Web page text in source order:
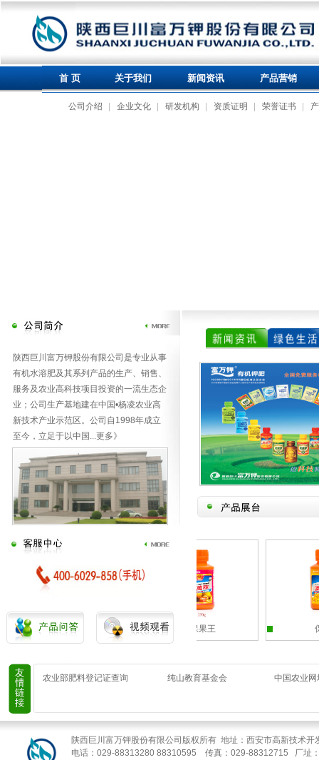
首 页 关于我们 新闻资讯 产品营销
公司介绍 企业文化 研发机构 资质证明 荣誉证书
陕西巨川富万钾股份有限公司是专业从事
有机水溶肥及其系列产品的生产、销售、
服务及农业高科技项目投资的一流生态企
业；公司生产基地建在中国•杨凌农业高
新技术产业示范区。公司自1998年成立
至今，立足于以中国 ...更多》
壮果王 保果王
农业部肥料登记证查询 纯山教育基金会 中国农业
陕西巨川富万钾股份有限公司版权所有 地址：西安市高新技术
电话：029-88313280 88310595 传真：029-88312715 厂址